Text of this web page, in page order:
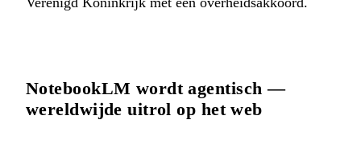
NotebookLM wordt agentisch —
wereldwijde uitrol op het web